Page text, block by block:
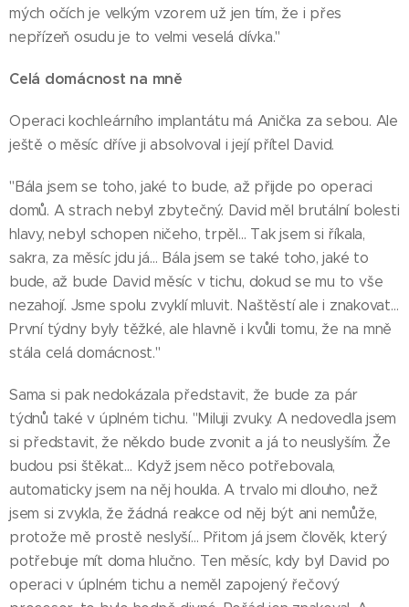
mých očích je velkým vzorem už jen tím, že i přes
nepřízeň osudu je to velmi veselá dívka."
Celá domácnost na mně
Operaci kochleárního implantátu má Anička za sebou. Ale
ještě o měsíc dříve ji absolvoval i její přítel David.
"Bála jsem se toho, jaké to bude, až přijde po operaci
domů. A strach nebyl zbytečný. David měl brutální bolesti
hlavy, nebyl schopen ničeho, trpěl… Tak jsem si říkala,
sakra, za měsíc jdu já… Bála jsem se také toho, jaké to
bude, až bude David měsíc v tichu, dokud se mu to vše
nezahojí. Jsme spolu zvyklí mluvit. Naštěstí ale i znakovat…
První týdny byly těžké, ale hlavně i kvůli tomu, že na mně
stála celá domácnost."
Sama si pak nedokázala představit, že bude za pár
týdnů také v úplném tichu. "Miluji zvuky. A nedovedla jsem
si představit, že někdo bude zvonit a já to neuslyším. Že
budou psi štěkat… Když jsem něco potřebovala,
automaticky jsem na něj houkla. A trvalo mi dlouho, než
jsem si zvykla, že žádná reakce od něj být ani nemůže,
protože mě prostě neslyší… Přitom já jsem člověk, který
potřebuje mít doma hlučno. Ten měsíc, kdy byl David po
operaci v úplném tichu a neměl zapojený řečový